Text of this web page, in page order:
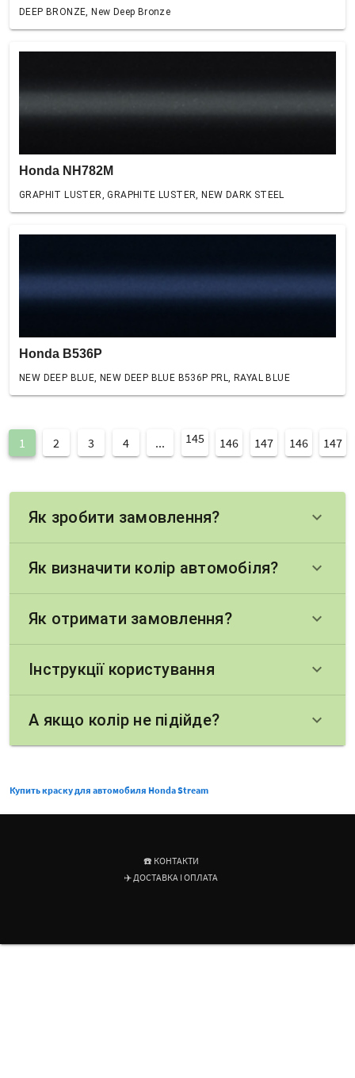
DEEP BRONZE, New Deep Bronze
Honda NH782M
GRAPHIT LUSTER, GRAPHITE LUSTER, NEW DARK STEEL
Honda B536P
NEW DEEP BLUE, NEW DEEP BLUE B536P PRL, RAYAL BLUE
1 2 3 4 ... 145 146 147 146 147
Як зробити замовлення? keyboard_arrow_down
Як визначити колір автомобіля? keyboard_arrow_down
Як отримати замовлення? keyboard_arrow_down
Інструкції користування keyboard_arrow_down
А якщо колір не підійде? keyboard_arrow_down
Купить краску для автомобиля Honda Stream
☎️ КОНТАКТИ
✈️ ДОСТАВКА І ОПЛАТА